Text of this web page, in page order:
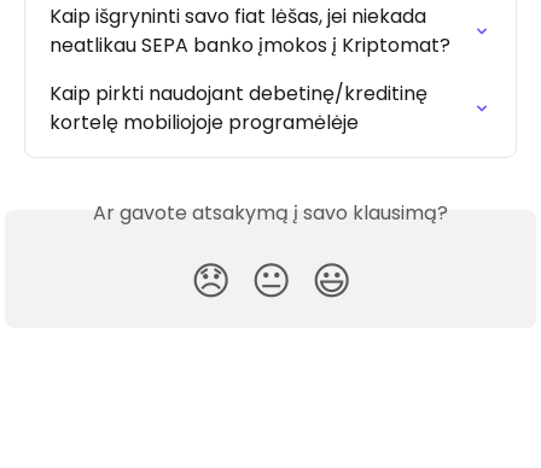
Kaip išgryninti savo fiat lėšas, jei niekada
neatlikau SEPA banko įmokos į Kriptomat?
Kaip pirkti naudojant debetinę/kreditinę
kortelę mobiliojoje programėlėje
Ar gavote atsakymą į savo klausimą?
😞 😐 😃